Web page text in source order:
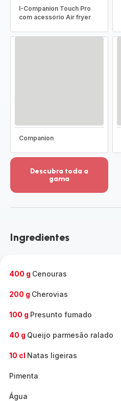
I-Companion Touch Pro
com acessório Air fryer
Companion
Descubra toda a
gama
detalhes
toda
Ingredientes
400 g Cenouras
200 g Cherovias
100 g Presunto fumado
40 g Queijo parmesão ralado
10 cl Natas ligeiras
Pimenta
Água